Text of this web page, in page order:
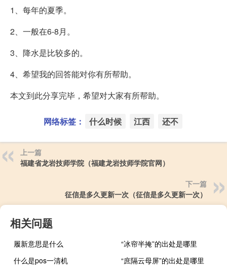
1、每年的夏季。
2、一般在6-8月。
3、降水是比较多的。
4、希望我的回答能对你有所帮助。
本文到此分享完毕，希望对大家有所帮助。
网络标签： 什么时候 江西 还不
上一篇
福建省龙岩技师学院（福建龙岩技师学院官网）
下一篇
征信是多久更新一次（征信是多久更新一次）
相关问题
履新意思是什么
“冰帘半掩”的出处是哪里
什么是pos一清机
“庶隔云母屏”的出处是哪里